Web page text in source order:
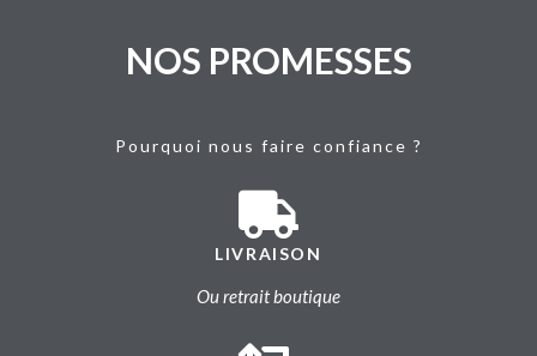
NOS PROMESSES
Pourquoi nous faire confiance ?
LIVRAISON
Ou retrait boutique